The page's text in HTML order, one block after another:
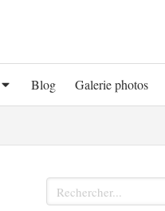
Blog Galerie photos
Rechercher